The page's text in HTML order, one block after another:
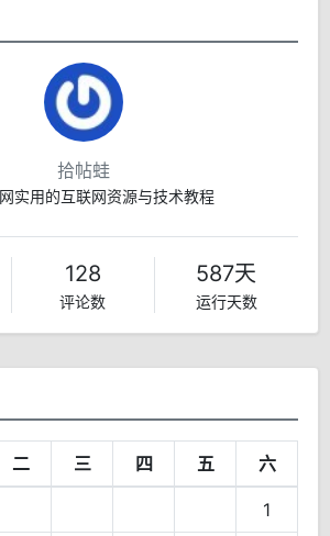
拾帖蛙
实用的互联网资源与技术教程
128
评论数
587天
运行天数
二 三 四 五 六
1